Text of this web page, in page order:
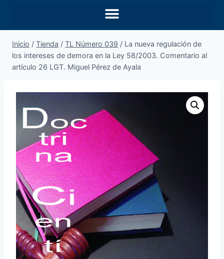
Inicio / Tienda / TL Número 039 / La nueva regulación de
los intereses de demora en la Ley 58/2003. Comentario al
artículo 26 LGT. Miguel Pérez de Ayala